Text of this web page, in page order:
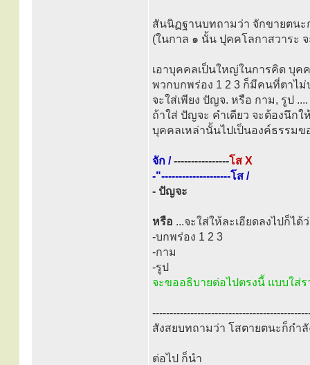
สันนิฏฐานบทถามว่า จักขายตน
(ในกาล ๑ นั้น ปุคคโลกาสวาระ
เอาบุคคลเป็นใหญ่ในการคิด บุค
พวกบกพร่อง 1 2 3 ก็มีคนที่ตาไ
จะใส่เพียง ปัญจ. หรือ กาม, รูป
ถ้าใส่ ปัญจะ คำเดียว จะต้องนึก
บุคคลเหล่านั้นไปเป็นองค์ธรรม
จัก /----------------โส X
-"--------------------โส /
- ปัญจะ
หรือ ...จะใส่ให้ละเอียดลงไปก็ได้
-บกพร่อง 1 2 3
-กาม
-รูป
จะขออธิบายต่อไปตรงนี้ แบบใส่ร
สังสยบทถามว่า โสตายตนะก็กำ
ต่อไป ก็นำ